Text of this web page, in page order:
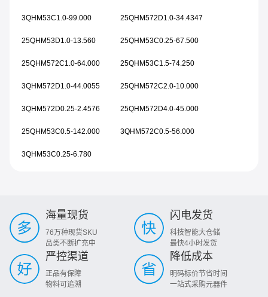
3QHM53C1.0-99.000 25QHM572D1.0-34.4347
25QHM53D1.0-13.560 25QHM53C0.25-67.500
25QHM572C1.0-64.000 25QHM53C1.5-74.250
3QHM572D1.0-44.0055 25QHM572C2.0-10.000
3QHM572D0.25-2.4576 25QHM572D4.0-45.000
25QHM53C0.5-142.000 3QHM572C0.5-56.000
3QHM53C0.25-6.780
海量现货
76万种现货SKU
品类不断扩充中
闪电发货
科技智能大仓储
最快4小时发货
严控渠道
正品有保障
物料可追溯
降低成本
明码标价节省时间
一站式采购元器件